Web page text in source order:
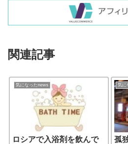
関連記事
気になったnews
ロシアで入浴剤を飲んで
気に
孤